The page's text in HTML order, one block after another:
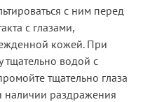
с ним перед
с глазами,
кожей. При
тщательно водой с
тщательно глаза
наличии раздражения